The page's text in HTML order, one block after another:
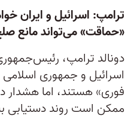
ترامپ: اسرائیل و ایران
«حماقت» می‌تواند مانع
دونالد ترامپ،
اسرائیل و جمهوری
فوری» هستند، اما هشدار
ممکن است روند دستیابی